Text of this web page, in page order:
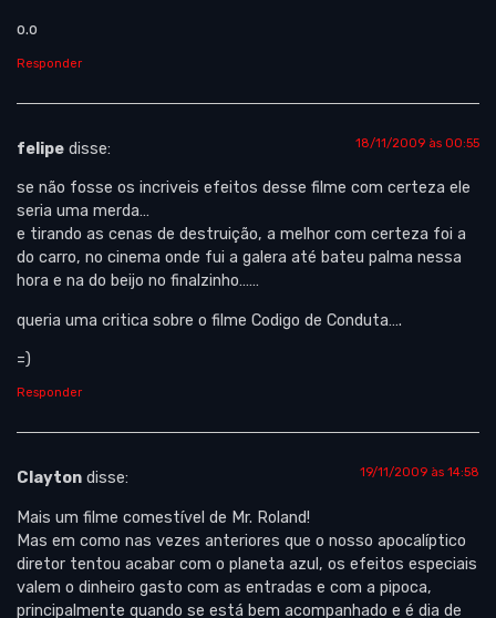
o.o
Responder
felipe disse: 18/11/2009 às 00:55
se não fosse os incriveis efeitos desse filme com certeza ele
seria uma merda…
e tirando as cenas de destruição, a melhor com certeza foi a
do carro, no cinema onde fui a galera até bateu palma nessa
hora e na do beijo no finalzinho……
queria uma critica sobre o filme Codigo de Conduta….
=)
Responder
Clayton disse: 19/11/2009 às 14:58
Mais um filme comestível de Mr. Roland!
Mas em como nas vezes anteriores que o nosso apocalíptico
diretor tentou acabar com o planeta azul, os efeitos especiais
valem o dinheiro gasto com as entradas e com a pipoca,
principalmente quando se está bem acompanhado e é dia de